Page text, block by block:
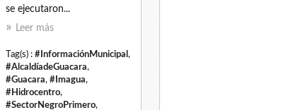
se ejecutaron...
Leer más
Tag(s) : #InformaciónMunicipal ,
#AlcaldíadeGuacara,
#Guacara, #Imagua,
#Hidrocentro,
#SectorNegroPrimero,